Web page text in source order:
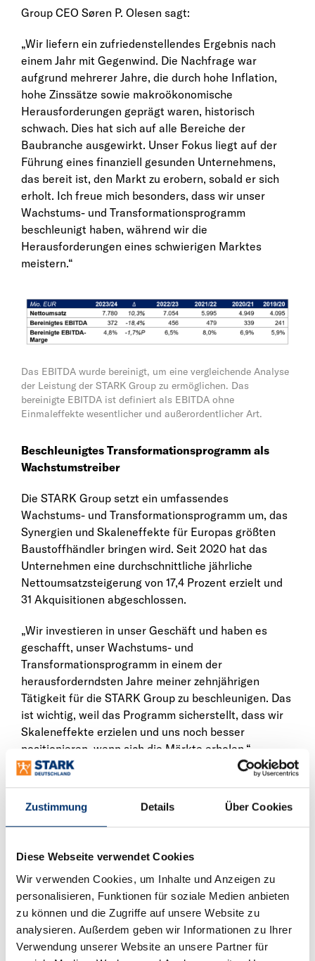
Zustimmung Details Über Cookies
Diese Webseite verwendet Cookies
Wir verwenden Cookies, um Inhalte und Anzeigen zu
personalisieren, Funktionen für soziale Medien anbieten
zu können und die Zugriffe auf unsere Website zu
analysieren. Außerdem geben wir Informationen zu Ihrer
Verwendung unserer Website an unsere Partner für
Group CEO Søren P. Olesen sagt:
„Wir liefern ein zufriedenstellendes Ergebnis nach
einem Jahr mit Gegenwind. Die Nachfrage war
aufgrund mehrerer Jahre, die durch hohe Inflation,
hohe Zinssätze sowie makroökonomische
Herausforderungen geprägt waren, historisch
schwach. Dies hat sich auf alle Bereiche der
Baubranche ausgewirkt. Unser Fokus liegt auf der
Führung eines finanziell gesunden Unternehmens,
das bereit ist, den Markt zu erobern, sobald er sich
erholt. Ich freue mich besonders, dass wir unser
Wachstums- und Transformationsprogramm
beschleunigt haben, während wir die
Herausforderungen eines schwierigen Marktes
meistern.“
Das EBITDA wurde bereinigt, um eine vergleichende Analyse
der Leistung der STARK Group zu ermöglichen. Das
bereinigte EBITDA ist definiert als EBITDA ohne
Einmaleffekte wesentlicher und außerordentlicher Art.
Beschleunigtes Transformationsprogramm als
Wachstumstreiber
Die STARK Group setzt ein umfassendes
Wachstums- und Transformationsprogramm um, das
Synergien und Skaleneffekte für Europas größten
Baustoffhändler bringen wird. Seit 2020 hat das
Unternehmen eine durchschnittliche jährliche
Nettoumsatzsteigerung von 17,4 Prozent erzielt und
31 Akquisitionen abgeschlossen.
„Wir investieren in unser Geschäft und haben es
geschafft, unser Wachstums- und
Transformationsprogramm in einem der
herausforderndsten Jahre meiner zehnjährigen
Tätigkeit für die STARK Group zu beschleunigen. Das
ist wichtig, weil das Programm sicherstellt, dass wir
Skaleneffekte erzielen und uns noch besser
positionieren, wenn sich die Märkte erholen.“
Im vergangenen Jahr hat die STARK Group 15 neue
Unternehmen in eine verbesserte Logistik und
eröffnete kürzlich ein neues Logistikzentrum in
Niederlassungen sowie die Mehrheit aller Baustellen
in Schweden, einem Land, das sich über 1.600 km
erstreckt, am nächsten Tag beliefert werden können.
Darüber hinaus investiert die STARK Group in eine
bessere digitale Plattform, um die Effizienz zu